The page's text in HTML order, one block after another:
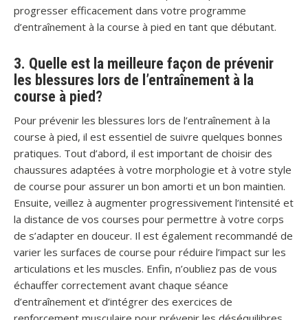
progresser efficacement dans votre programme
d’entraînement à la course à pied en tant que débutant.
3. Quelle est la meilleure façon de prévenir
les blessures lors de l’entraînement à la
course à pied?
Pour prévenir les blessures lors de l’entraînement à la
course à pied, il est essentiel de suivre quelques bonnes
pratiques. Tout d’abord, il est important de choisir des
chaussures adaptées à votre morphologie et à votre style
de course pour assurer un bon amorti et un bon maintien.
Ensuite, veillez à augmenter progressivement l’intensité et
la distance de vos courses pour permettre à votre corps
de s’adapter en douceur. Il est également recommandé de
varier les surfaces de course pour réduire l’impact sur les
articulations et les muscles. Enfin, n’oubliez pas de vous
échauffer correctement avant chaque séance
d’entraînement et d’intégrer des exercices de